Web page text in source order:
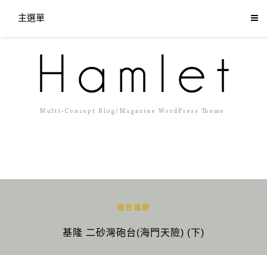
主選單
砲台城跡
基隆 二砂灣砲台(海門天險) (下)